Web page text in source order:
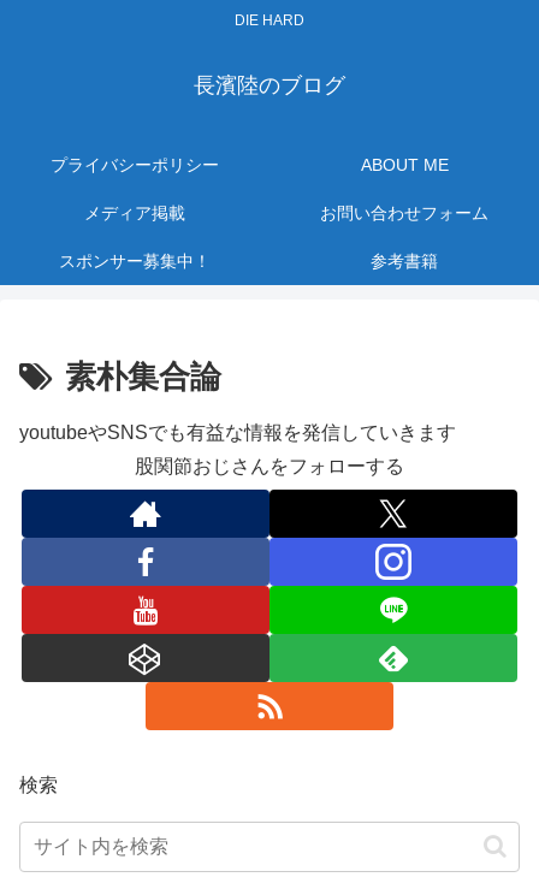
DIE HARD
長濱陸のブログ
プライバシーポリシー ABOUT ME
メディア掲載 お問い合わせフォーム
スポンサー募集中！ 参考書籍
素朴集合論
youtubeやSNSでも有益な情報を発信していきます
股関節おじさんをフォローする
検索